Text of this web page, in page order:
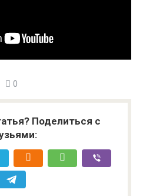
0
Поделиться с